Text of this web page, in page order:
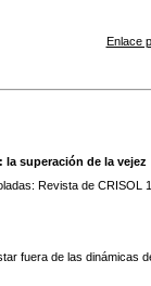
Enlace
superación de la vejez
Revista de CRISOL
fuera de las dinámicas